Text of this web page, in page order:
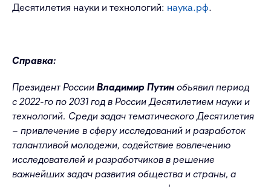
Десятилетия науки и технологий: наука.рф.
Справка:
Президент России Владимир Путин объявил период
с 2022-го по 2031 год в России Десятилетием науки и
технологий. Среди задач тематического Десятилетия
– привлечение в сферу исследований и разработок
талантливой молодежи, содействие вовлечению
исследователей и разработчиков в решение
важнейших задач развития общества и страны, а